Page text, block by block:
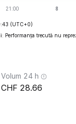
(UTC+0)
Performanța trecută nu
Volum 24 h
28.66